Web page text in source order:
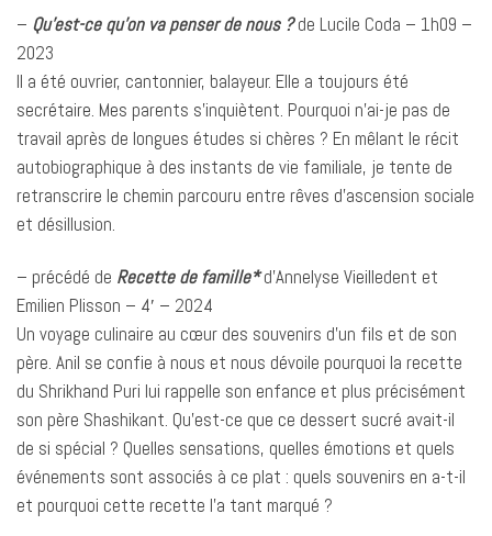
– Qu’est-ce qu’on va penser de nous ?de Lucile Coda – 1h09 –
2023
Il a été ouvrier, cantonnier, balayeur. Elle a toujours été
secrétaire. Mes parents s’inquiètent. Pourquoi n’ai-je pas de
travail après de longues études si chères ? En mêlant le récit
autobiographique à des instants de vie familiale, je tente de
retranscrire le chemin parcouru entre rêves d’ascension sociale
et désillusion.
– précédé de Recette de famille*d’Annelyse Vieilledent et
Emilien Plisson – 4′ – 2024
Un voyage culinaire au cœur des souvenirs d’un fils et de son
père. Anil se confie à nous et nous dévoile pourquoi la recette
du Shrikhand Puri lui rappelle son enfance et plus précisément
son père Shashikant. Qu’est-ce que ce dessert sucré avait-il
de si spécial ? Quelles sensations, quelles émotions et quels
événements sont associés à ce plat : quels souvenirs en a-t-il
et pourquoi cette recette l’a tant marqué ?